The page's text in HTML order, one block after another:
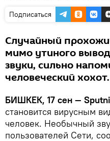
Подписаться
Случайный
мимо утиного
звуки, сильно
человеческий хохот.
БИШКЕК, 17 сен —
становится вирусным
человек. Необычный
пользователей Сети,